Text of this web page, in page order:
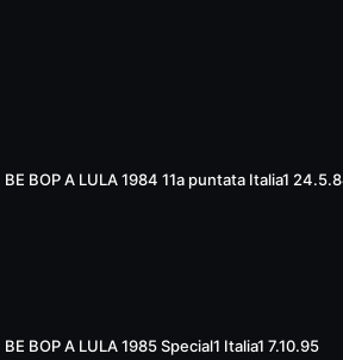
BE BOP A LULA 1984 11a puntata Italia1
BE BOP A LULA 1985 Special1 Italia1 7.10.95